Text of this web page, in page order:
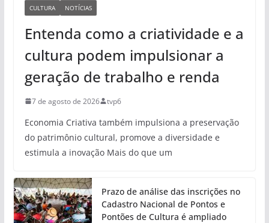
CULTURA NOTÍCIAS
Entenda como a criatividade e a
cultura podem impulsionar a
geração de trabalho e renda
7 de agosto de 2026 tvp6
Economia Criativa também impulsiona a preservação
do patrimônio cultural, promove a diversidade e
estimula a inovação Mais do que um
Prazo de análise das inscrições no
Cadastro Nacional de Pontos e
Pontões de Cultura é ampliado